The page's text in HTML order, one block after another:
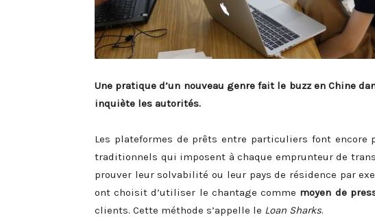
Une pratique d’un nouveau genre fait le buzz en Chine
inquiète les autorités.
Les plateformes de prêts entre particuliers font encore
traditionnels qui imposent à chaque emprunteur de
prouver leur solvabilité ou leur pays de résidence par
ont choisit d’utiliser le chantage comme moyen de
clients. Cette méthode s’appelle le Loan Sharks.